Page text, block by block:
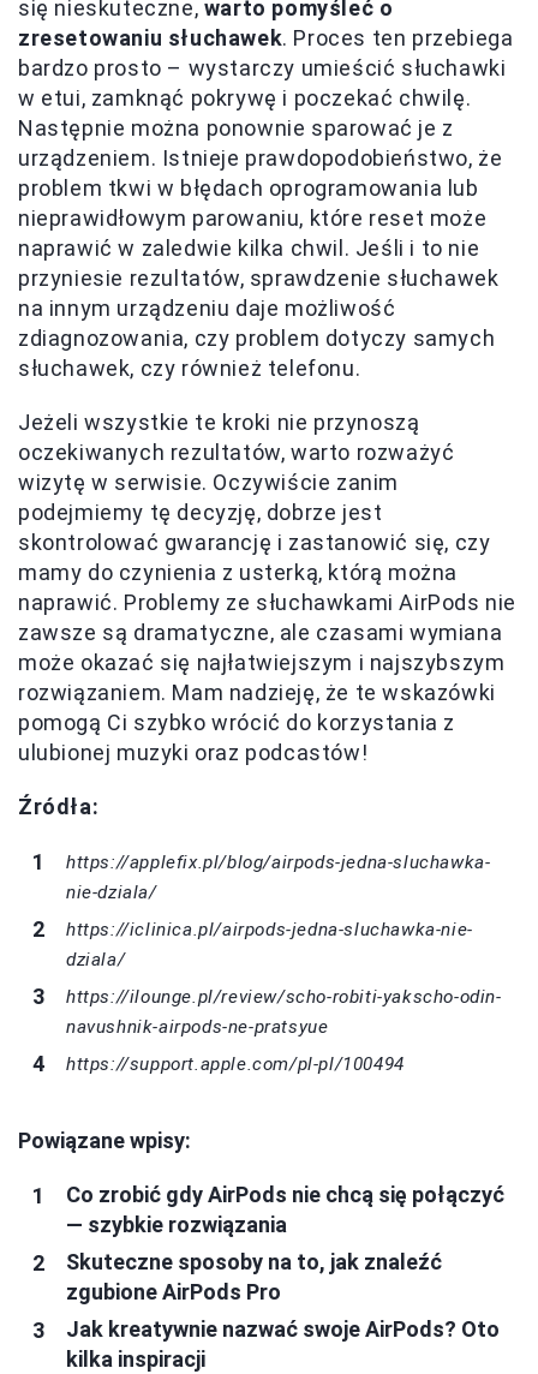
się nieskuteczne, warto pomyśleć o
zresetowaniu słuchawek. Proces ten przebiega
bardzo prosto – wystarczy umieścić słuchawki
w etui, zamknąć pokrywę i poczekać chwilę.
Następnie można ponownie sparować je z
urządzeniem. Istnieje prawdopodobieństwo, że
problem tkwi w błędach oprogramowania lub
nieprawidłowym parowaniu, które reset może
naprawić w zaledwie kilka chwil. Jeśli i to nie
przyniesie rezultatów, sprawdzenie słuchawek
na innym urządzeniu daje możliwość
zdiagnozowania, czy problem dotyczy samych
słuchawek, czy również telefonu.
Jeżeli wszystkie te kroki nie przynoszą
oczekiwanych rezultatów, warto rozważyć
wizytę w serwisie. Oczywiście zanim
podejmiemy tę decyzję, dobrze jest
skontrolować gwarancję i zastanowić się, czy
mamy do czynienia z usterką, którą można
naprawić. Problemy ze słuchawkami AirPods nie
zawsze są dramatyczne, ale czasami wymiana
może okazać się najłatwiejszym i najszybszym
rozwiązaniem. Mam nadzieję, że te wskazówki
pomogą Ci szybko wrócić do korzystania z
ulubionej muzyki oraz podcastów!
Źródła:
https://applefix.pl/blog/airpods-jedna-sluchawka-
nie-dziala/
https://iclinica.pl/airpods-jedna-sluchawka-nie-
dziala/
https://ilounge.pl/review/scho-robiti-yakscho-odin-
navushnik-airpods-ne-pratsyue
https://support.apple.com/pl-pl/100494
Powiązane wpisy:
Co zrobić gdy AirPods nie chcą się połączyć
— szybkie rozwiązania
Skuteczne sposoby na to, jak znaleźć
zgubione AirPods Pro
Jak kreatywnie nazwać swoje AirPods? Oto
kilka inspiracji